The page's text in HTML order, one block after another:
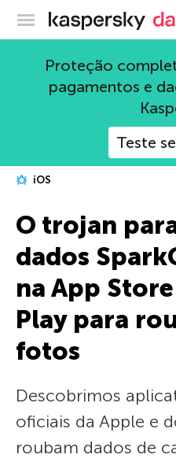
Proteção
pagamentos e
Teste
iOS
O trojan
dados
na App
Play para
fotos
Descobrimos
oficiais da Apple e
roubam dados de